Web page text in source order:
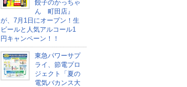
餃子のかっちゃ
ん 町田店』
が、7月1日にオープン！生
ビールと人気アルコール1
円キャンペーン！！
東急パワーサプ
ライ、節電プロ
ジェクト「夏の
電気バカンス大